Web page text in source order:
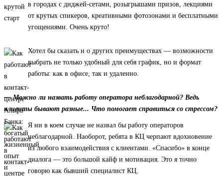
в городах с диджей-сетами, розыгрышами призов, лекциями
от крутых спикеров, креативными фотозонами и бесплатными
угощениями. Очень круто!
Хотел бы сказать и о других преимуществах — возможности
выбрать не только удобный для себя график, но и формат
работы: как в офисе, так и удаленно.
— Можно ли назвать работу оператора неблагодарной? Ведь
клиенты бывают разные... Что помогает справиться со стрессом?
Я ни в коем случае не назвал бы работу операторов
неблагодарной. Наоборот, ребята в КЦ черпают вдохновение
из любого взаимодействия с клиентами. «Спасибо» в конце
диалога — это большой кайф и мотивация. Это я точно
говорю как бывший специалист КЦ.